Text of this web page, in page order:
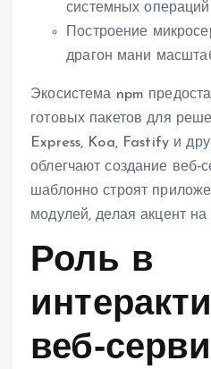
системных операций
Построение
драгон мани
Экосистема npm
готовых пакетов для
Express, Koa, Fastify и
облегчают создание
шаблонно строят
модулей, делая акцент на
Роль в